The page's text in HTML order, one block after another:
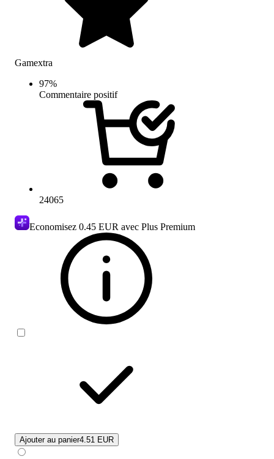
Gamextra
97%
Commentaire positif
24065
Economisez 0.45 EUR avec Plus Premium
Ajouter au panier4.51 EUR